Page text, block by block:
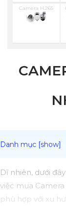
Camera H.265
KBvision
Dĩ nhiên, dưới
việc mua
phù hợp với xu